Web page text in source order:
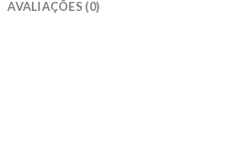
AVALIAÇÕES (0)